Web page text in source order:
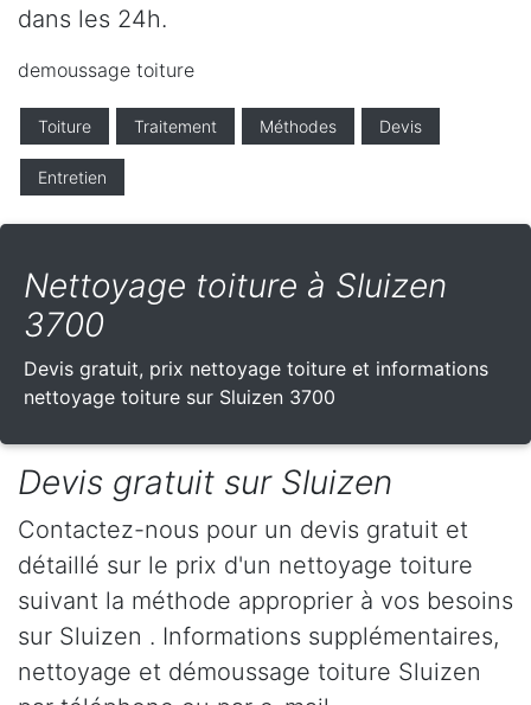
dans les 24h.
demoussage toiture
Toiture Traitement Méthodes Devis
Entretien
Nettoyage toiture à Sluizen
3700
Devis gratuit, prix nettoyage toiture et informations
nettoyage toiture sur Sluizen 3700
Devis gratuit sur Sluizen
Contactez-nous pour un devis gratuit et
détaillé sur le prix d'un nettoyage toiture
suivant la méthode approprier à vos besoins
sur Sluizen . Informations supplémentaires,
nettoyage et démoussage toiture Sluizen